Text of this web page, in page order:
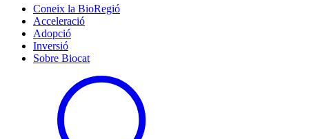
Coneix la BioRegió
Acceleració
Adopció
Inversió
Sobre Biocat